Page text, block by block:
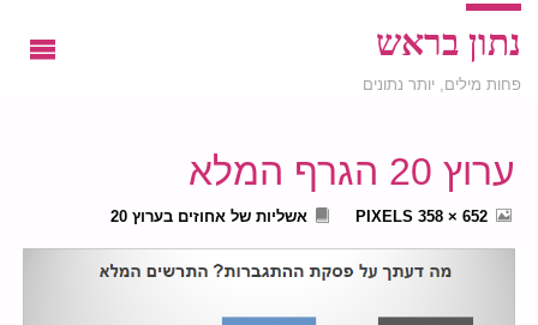
נתון בראש
פחות מילים, יותר נתונים
ערוץ 20 הגרף המלא
FULL
652 × 358
PIXELS אשליות של אחוזים בערוץ 20